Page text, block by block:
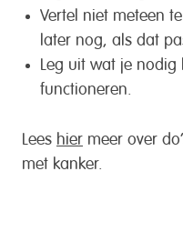
Vertel niet meteen
later nog, als dat
Leg uit wat je nodig
functioneren.
Lees hier meer over
met kanker.